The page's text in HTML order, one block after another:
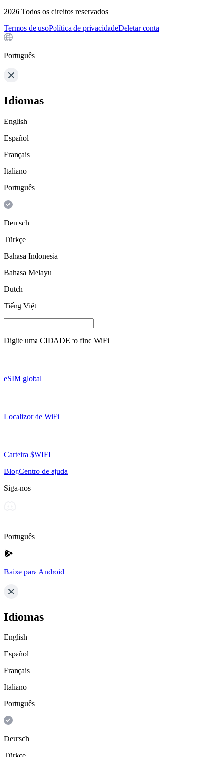
2026 Todos os direitos reservados
Termos de usoPolítica de privacidadeDeletar conta
Português
Idiomas
English
Español
Français
Italiano
Português
Deutsch
Türkçe
Bahasa Indonesia
Bahasa Melayu
Dutch
Tiếng Việt
Digite uma CIDADE to find WiFi
eSIM global
Localizor de WiFi
Carteira $WIFI
BlogCentro de ajuda
Siga-nos
Português
Baixe para Android
Idiomas
English
Español
Français
Italiano
Português
Deutsch